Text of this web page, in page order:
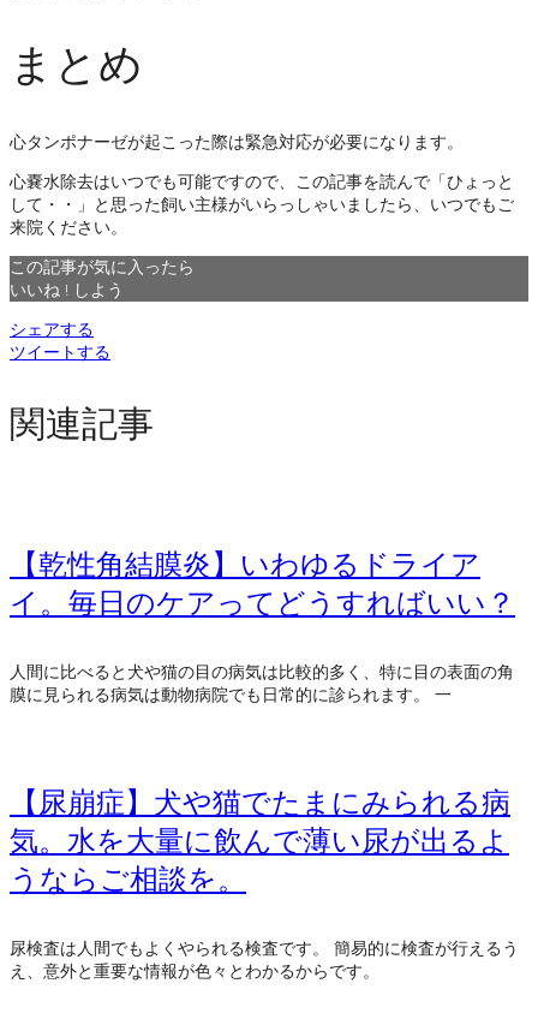
まとめ
心タンポナーゼが起こった際は緊急対応が必要になります。
心嚢水除去はいつでも可能ですので、この記事を読んで「ひょっと
して・・」と思った飼い主様がいらっしゃいましたら、いつでもご
来院ください。
この記事が気に入ったら
いいね ! しよう
シェアする
ツイートする
関連記事
【乾性角結膜炎】いわゆるドライア
イ。毎日のケアってどうすればいい？
人間に比べると犬や猫の目の病気は比較的多く、特に目の表面の角
膜に見られる病気は動物病院でも日常的に診られます。 一
【尿崩症】犬や猫でたまにみられる病
気。水を大量に飲んで薄い尿が出るよ
うならご相談を。
尿検査は人間でもよくやられる検査です。 簡易的に検査が行えるう
え、意外と重要な情報が色々とわかるからです。